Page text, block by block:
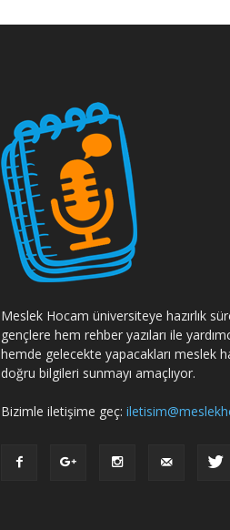
Meslek Hocam üniversiteye hazırlık
gençlere hem rehber yazıları ile
hemde gelecekte yapacakları meslek
doğru bilgileri sunmayı amaçlıyor.
Bizimle iletişime geç: